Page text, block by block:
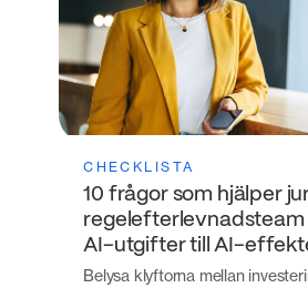
CHECKLISTA
10 frågor som hjälper
regelefterlevnadsteam
AI-utgifter till AI-
Belysa klyftorna mellan